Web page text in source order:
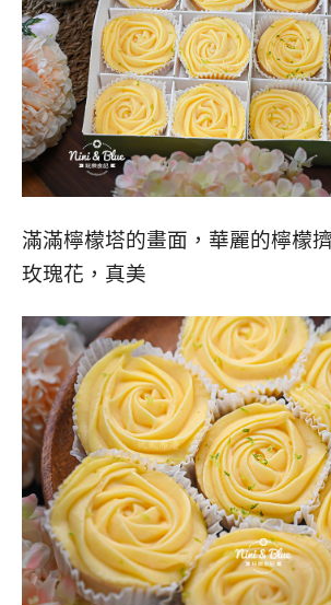
滿滿檸檬塔的畫面，華麗的檸檬
玫瑰花，真美